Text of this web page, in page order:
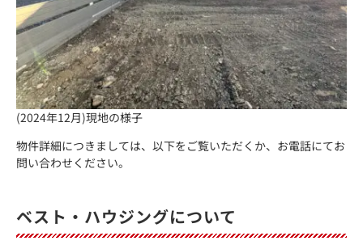
(2024年12月)現地の様子
物件詳細につきましては、以下をご覧いただくか、お電話にてお
問い合わせください。
ベスト・ハウジングについて